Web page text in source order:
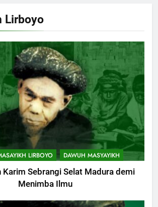
Lirboyo
LIRBOYO DAWUH MASYAYIKH
Karim Sebrangi Selat Madura demi
Menimba Ilmu